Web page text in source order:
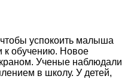
успокоить малыша
к обучению. Новое
Ученые наблюдали
в школу. У детей,